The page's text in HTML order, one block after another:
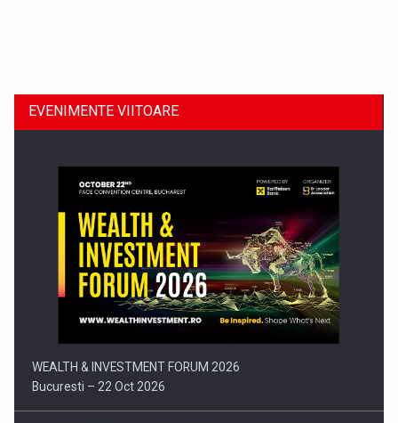
Comunicat de presa: Joburile part-time reincep sa intre pe…
EVENIMENTE VIITOARE
WEALTH & INVESTMENT FORUM 2026
Bucuresti – 22 Oct 2026